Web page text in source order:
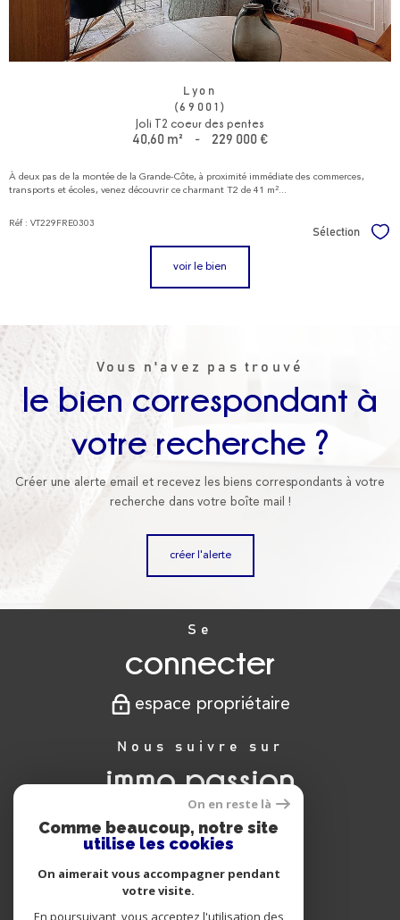
Lyon
(69001)
Joli T2 coeur des pentes
40,60 m² - 229 000 €
À deux pas de la montée de la Grande-Côte, à proximité immédiate des commerces,
transports et écoles, venez découvrir ce charmant T2 de 41 m²...
Réf : VT229FRE0303
Sélection
voir le bien
Vous n'avez pas trouvé
le bien correspondant à
votre recherche ?
Créer une alerte email et recevez les biens correspondants à votre
recherche dans votre boîte mail !
créer l'alerte
Se
connecter
espace propriétaire
Nous suivre sur
immo passion
Nous
adhérons
On en reste là
Comme beaucoup, notre site
utilise les cookies
On aimerait vous accompagner pendant
votre visite.
En poursuivant, vous acceptez l'utilisation des